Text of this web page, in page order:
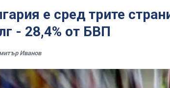
е сред трите
- 28,4% от БВП
Иванов